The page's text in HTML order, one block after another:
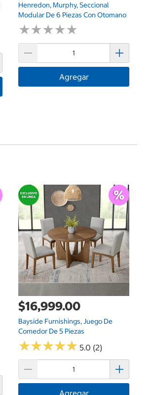
Henredon, Murphy, Seccional
Modular De 6 Piezas Con Otomano
★★★★★
★★★★★
Agregar
$16,999.00
Bayside Furnishings, Juego De
Comedor De 5 Piezas
★★★★★
★★★★★ 5.0 (2)